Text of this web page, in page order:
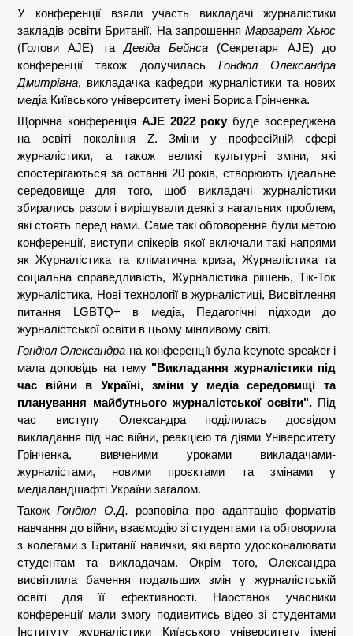
У конференції взяли участь викладачі журналістики
закладів освіти Британії. На запрошення Маргарет Хьюс
(Голови AJE) таДевіда Бейнса (Секретаря AJE) до
конференції також долучилась Гондюл Олександра
Дмитрівна, викладачка кафедри журналістики та нових
медіа Київського університету імені Бориса Грінченка.
Щорічна конференція AJE 2022 рокубуде зосереджена
на освіті покоління Z. Зміни у професійній сфері
журналістики, а також великі культурні зміни, які
спостерігаються за останні 20 років, створюють ідеальне
середовище для того, щоб викладачі журналістики
збирались разом і вирішували деякі з нагальних проблем,
які стоять перед нами. Саме такі обговорення були метою
конференції, виступи спікерів якої включали такі напрями
як Журналістика та кліматична криза, Журналістика та
соціальна справедливість, Журналістика рішень, Тік-Ток
журналістика, Нові технології в журналістиці, Висвітлення
питання LGBTQ+ в медіа, Педагогічні підходи до
журналістської освіти в цьому мінливому світі.
Гондюл Олександра на конференції була keynote speaker і
мала доповідь на тему "Викладання журналістики під
час війни в Україні, зміни у медіа середовищі та
планування майбутнього журналістської освіти".Під
час виступу Олександра поділилась досвідом
викладання під час війни, реакцією та діями Університету
Грінченка, вивченими уроками викладачами-
журналістами, новими проєктами та змінами у
медіаландшафті України загалом.
ТакожГондюл О.Д. розповіла про адаптацію форматів
навчання до війни, взаємодію зі студентами та обговорила
з колегами з Британії навички, які варто удосконалювати
студентам та викладачам. Окрім того, Олександра
висвітлила бачення подальших змін у журналістській
освіті для її ефективності. Наостанок учасники
конференції мали змогу подивитись відео зі студентами
Інституту журналістики Київського університету імені